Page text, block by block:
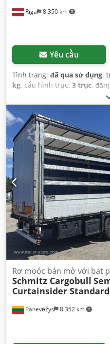
Riga 8.350 km
Yêu cầu
Tình trạng: đã qua sử dụng,
kg, cấu hình trục: 3 trục,
, Năm
Panevėžys 8.352 km
Rơ moóc bán mở với bạt
Schmitz Cargobull
Curtainsider Standard